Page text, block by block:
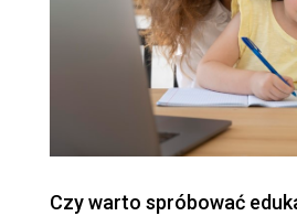
Czy warto spróbować